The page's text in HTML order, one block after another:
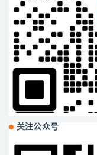
关注公众号